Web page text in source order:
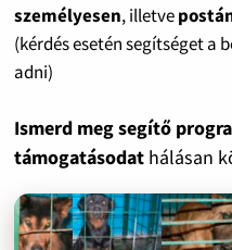
személyesen, illetve
(kérdés esetén segítséget a
adni)
Ismerd meg segítő
támogatásodat hálásan